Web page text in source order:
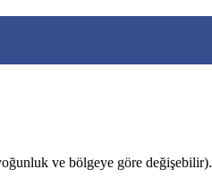
ve bölgeye göre değişebilir).